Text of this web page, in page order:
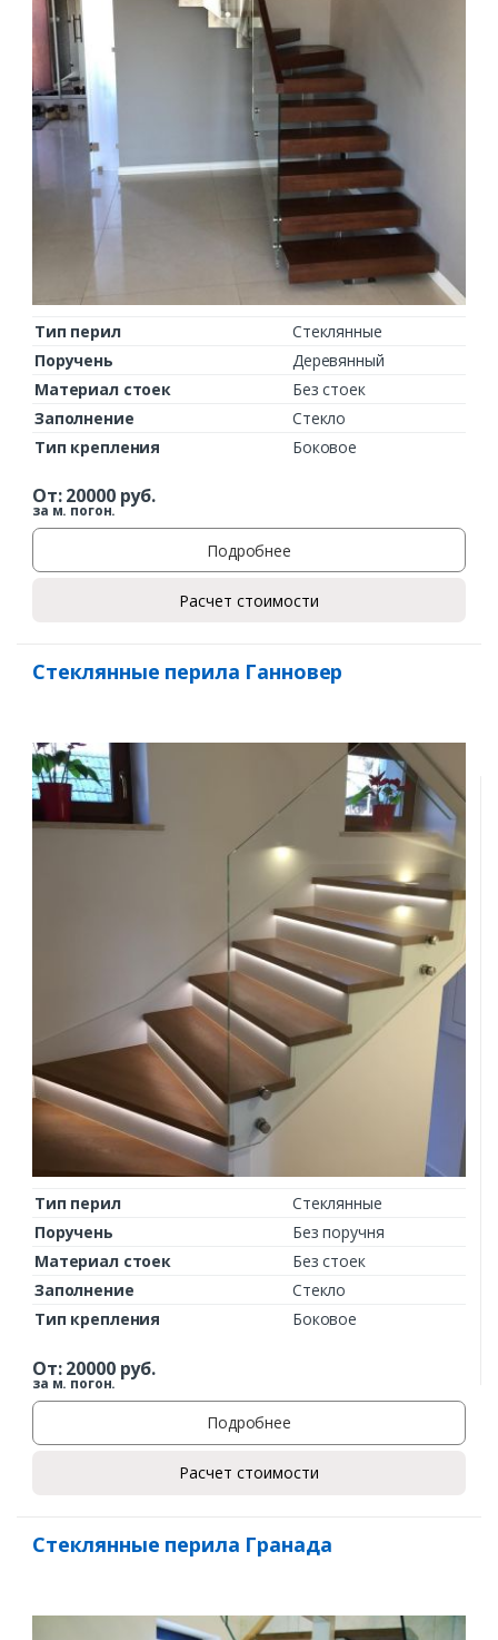
Тип перил
Стеклянные
Поручень
Деревянный
Материал стоек
Без стоек
Заполнение
Стекло
Тип крепления
Боковое
От:20000руб.
за м. погон.
Подробнее
Расчет стоимости
Стеклянные перила Ганновер
Тип перил
Стеклянные
Поручень
Без поручня
Материал стоек
Без стоек
Заполнение
Стекло
Тип крепления
Боковое
От:20000руб.
за м. погон.
Подробнее
Расчет стоимости
Стеклянные перила Гранада